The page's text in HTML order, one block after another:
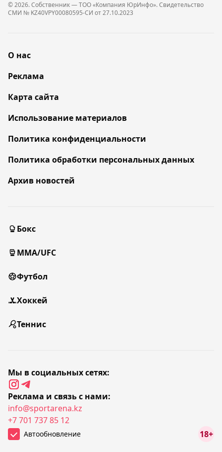
© 2026. Собственник — ТОО «Компания ЮрИнфо». Cвидетельство
СМИ № KZ40VPY00080595-СИ от 27.10.2023
О нас
Реклама
Карта сайта
Использование материалов
Политика конфиденциальности
Политика обработки персональных данных
Архив новостей
Бокс
MMA/UFC
Футбол
Хоккей
Теннис
Мы в социальных сетях:
Реклама и связь с нами:
info@sportarena.kz
+7 701 737 85 12
Автообновление 18+